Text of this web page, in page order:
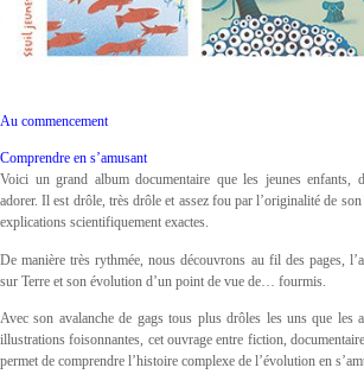
Au commencement
Comprendre en s’amusant
Voici un grand album documentaire que les jeunes enfants,
adorer. Il est drôle, très drôle et assez fou par l’originalité de son
explications scientifiquement exactes.
De manière très rythmée, nous découvrons au fil des pages,
sur Terre et son évolution d’un point de vue de… fourmis.
Avec son avalanche de gags tous plus drôles les uns que les
illustrations foisonnantes, cet ouvrage entre fiction,
permet de comprendre l’histoire complexe de l’évolution en